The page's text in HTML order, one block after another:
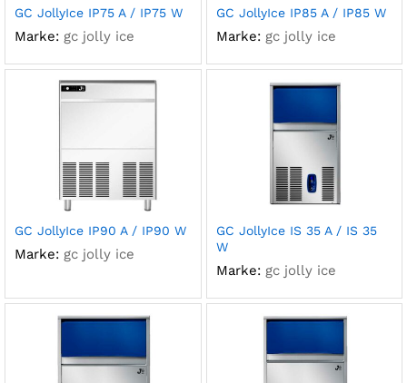
GC JollyIce IP75 A / IP75 W
Marke: gc jolly ice
GC JollyIce IP85 A / IP85 W
Marke: gc jolly ice
GC JollyIce IP90 A / IP90 W
Marke: gc jolly ice
GC JollyIce IS 35 A / IS 35
W
Marke: gc jolly ice